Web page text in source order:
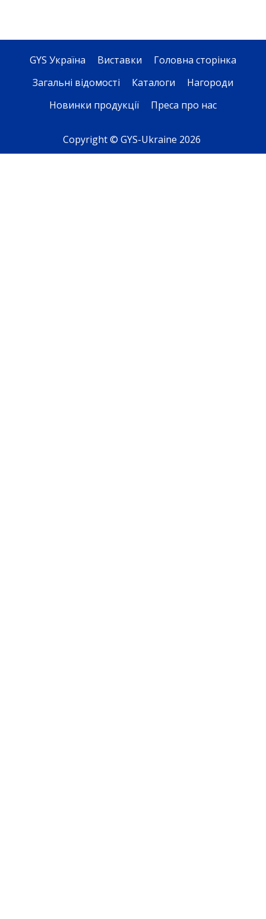
GYS Україна Виставки
Головна сторінка
Загальні відомості
Каталоги
Нагороди
Новинки продукції
Преса про нас
Copyright © GYS-Ukraine 2026